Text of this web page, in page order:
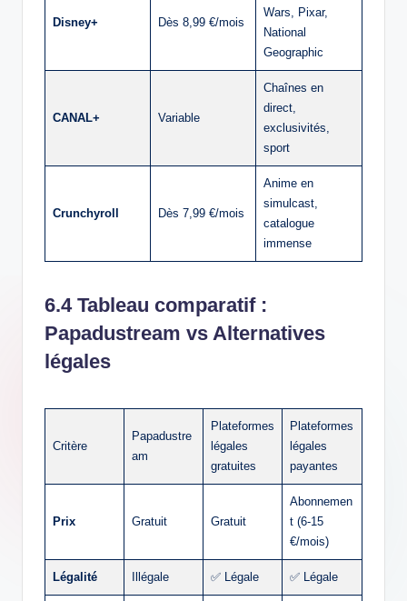
Disney+ Dès 8,99 €/mois
Wars, Pixar,
National
Geographic
CANAL+ Variable
Chaînes en
direct,
exclusivités,
sport
Crunchyroll Dès 7,99 €/mois
Anime en
simulcast,
catalogue
immense
6.4 Tableau comparatif :
Papadustream vs Alternatives
légales
Critère
Papadustre
am
Plateformes
légales
gratuites
Plateformes
légales
payantes
Prix Gratuit Gratuit
Abonnemen
t (6-15
€/mois)
Légalité Illégale ✅ Légale ✅ Légale